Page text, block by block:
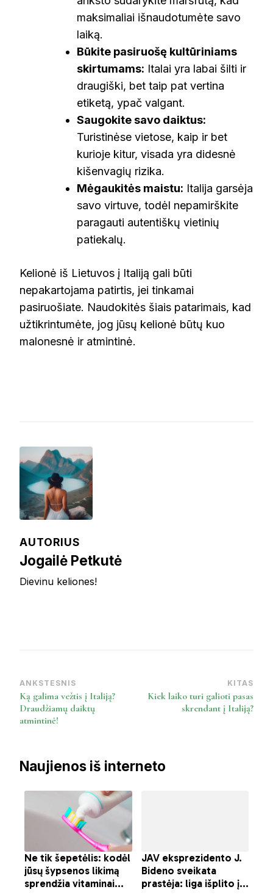
maksimaliai išnaudotumėte savo
laiką.
Būkite pasiruošę kultūriniams
skirtumams: Italai yra labai šilti ir
draugiški, bet taip pat vertina
etiketą, ypač valgant.
Saugokite savo daiktus:
Turistinėse vietose, kaip ir bet
kurioje kitur, visada yra didesnė
kišenvagių rizika.
Mėgaukitės maistu: Italija garsėja
savo virtuve, todėl nepamirškite
paragauti autentiškų vietinių
patiekalų.
Kelionė iš Lietuvos į Italiją gali būti
nepakartojama patirtis, jei tinkamai
pasiruošiate. Naudokitės šiais patarimais, kad
užtikrintumėte, jog jūsų kelionė būtų kuo
malonesnė ir atmintinė.
AUTORIUS
Jogailė Petkutė
Dievinu keliones!
Post
Navigation
ANKSTESNIS
Ką galima vežtis į Italiją?
Draudžiamų daiktų
atmintinė!
KITAS
Kiek laiko turi galioti pasas
skrendant į Italiją?
Naujienos iš interneto